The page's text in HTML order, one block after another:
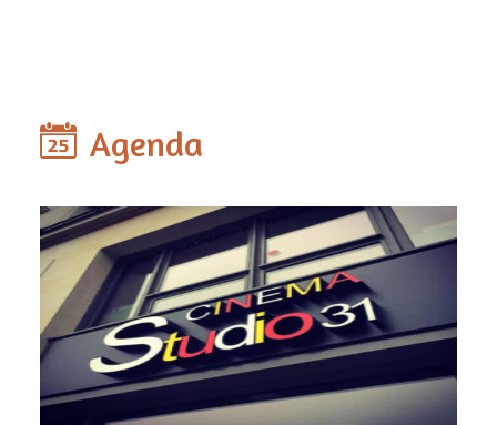
Agenda